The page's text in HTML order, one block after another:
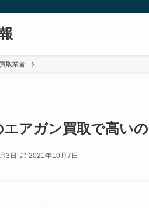
取業者
エアガン買取で高い
3日 2021年10月7日